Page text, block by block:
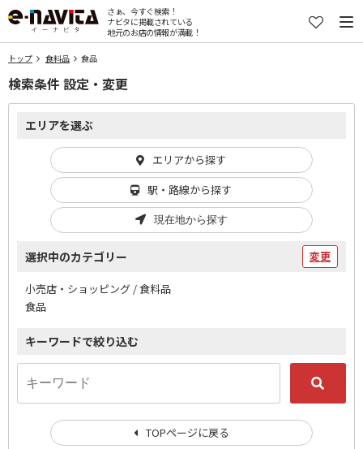
さぁ、今すぐ検索！
ナビタに掲載されている
地元のお店の情報が満載！
トップ 食料品 食品
検索条件 設定・変更
エリアを選ぶ
エリアから探す
駅・路線から探す
現在地から探す
選択中のカテゴリー 変更
小売店・ショッピング / 食料品
食品
キーワードで絞り込む
TOPページに戻る